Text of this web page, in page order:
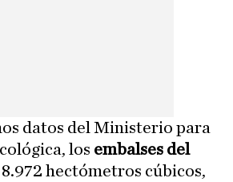
datos del Ministerio para
los embalses del
hectómetros cúbicos,